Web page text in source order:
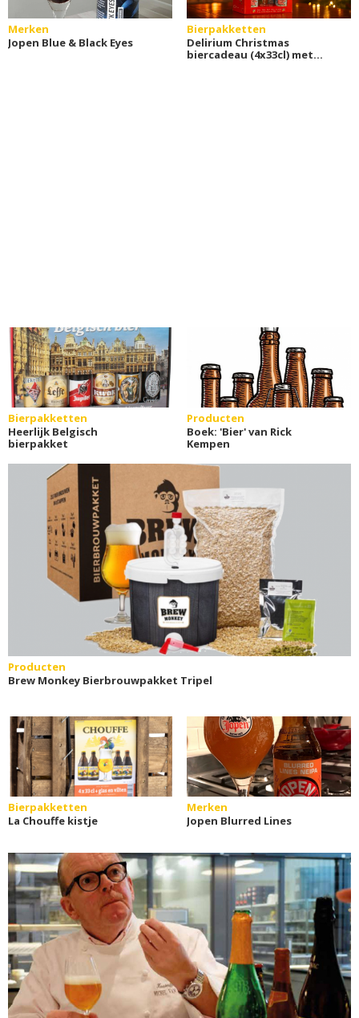
Merken
Jopen Blue & Black Eyes
Bierpakketten
Delirium Christmas
biercadeau (4x33cl) met
Bierpakketten
Heerlijk Belgisch
bierpakket
Producten
Boek: 'Bier' van Rick
Kempen
Producten
Brew Monkey Bierbrouwpakket Tripel
Bierpakketten
La Chouffe kistje
Merken
Jopen Blurred Lines